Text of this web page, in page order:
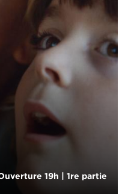
19h | 1re partie